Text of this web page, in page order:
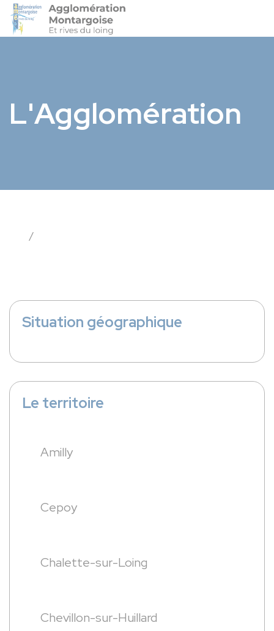
L'Agglomération
/
Situation géographique
Le territoire
Amilly
Cepoy
Chalette-sur-Loing
Chevillon-sur-Huillard